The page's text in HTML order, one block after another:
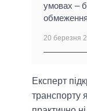
умовах –
20 березня
Експерт
транспорту